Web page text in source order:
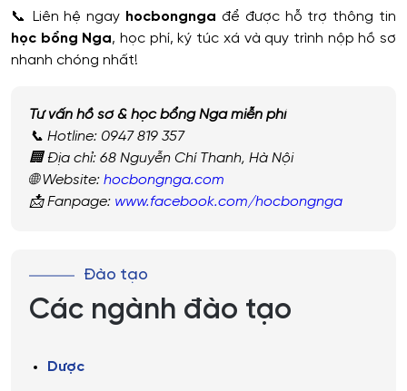
📞 Liên hệ ngay hocbongnga để được hỗ trợ thông tin
học bổng Nga, học phí, ký túc xá và quy trình nộp hồ sơ
nhanh chóng nhất!
Tư vấn hồ sơ & học bổng Nga miễn phí
📞 Hotline: 0947 819 357
🏢 Địa chỉ: 68 Nguyễn Chí Thanh, Hà Nội
🌐 Website: hocbongnga.com
📩 Fanpage: www.facebook.com/hocbongnga
Đào tạo
Các ngành đào tạo
Dược